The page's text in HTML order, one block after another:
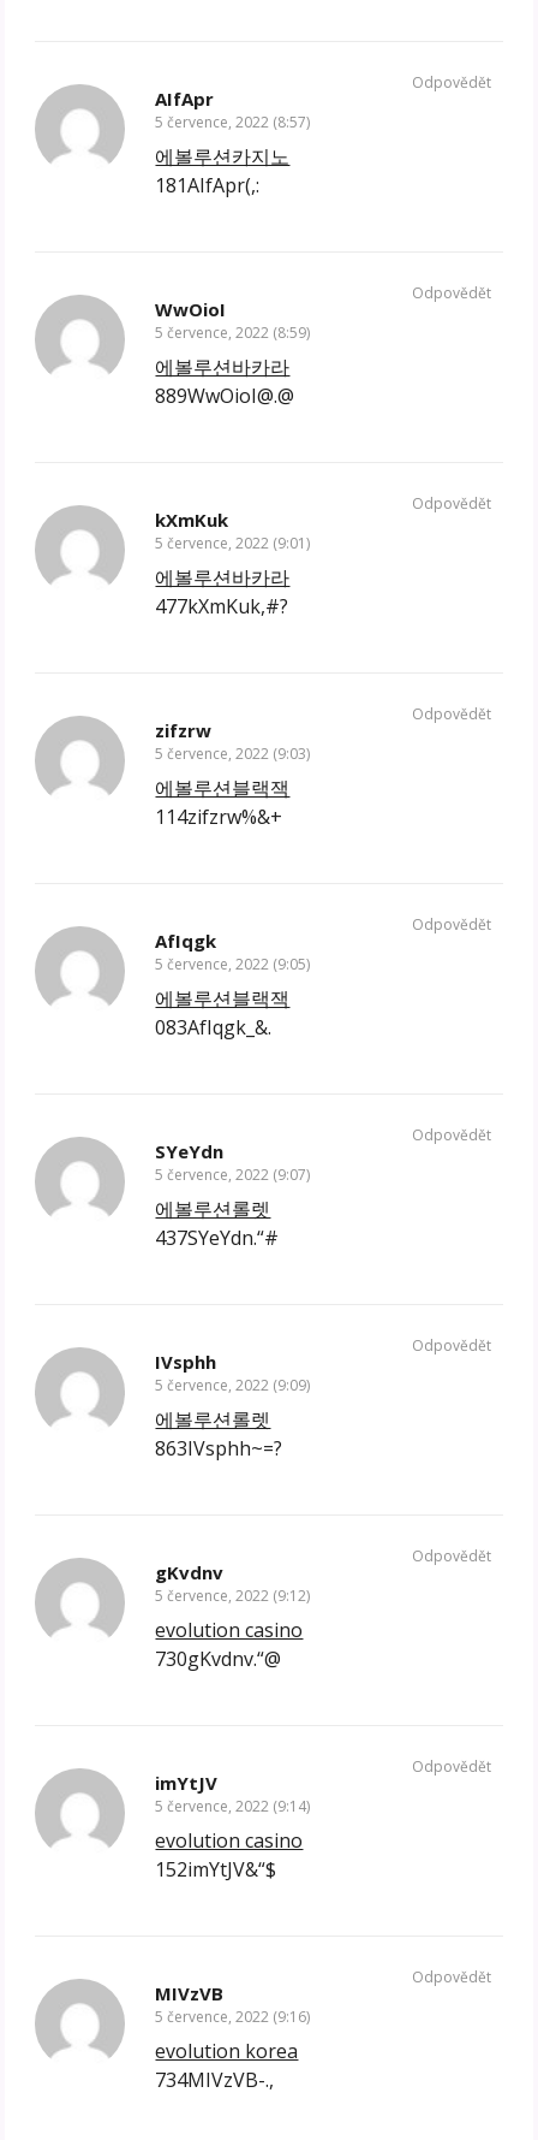
AIfApr
5 července, 2022 (8:57)
에볼루션카지노
181AIfApr(,:
Odpovědět
WwOioI
5 července, 2022 (8:59)
에볼루션바카라
889WwOioI@.@
Odpovědět
kXmKuk
5 července, 2022 (9:01)
에볼루션바카라
477kXmKuk,#?
Odpovědět
zifzrw
5 července, 2022 (9:03)
에볼루션블랙잭
114zifzrw%&+
Odpovědět
AfIqgk
5 července, 2022 (9:05)
에볼루션블랙잭
083AfIqgk_&.
Odpovědět
SYeYdn
5 července, 2022 (9:07)
에볼루션롤렛
437SYeYdn.“#
Odpovědět
IVsphh
5 července, 2022 (9:09)
에볼루션롤렛
863IVsphh~=?
Odpovědět
gKvdnv
5 července, 2022 (9:12)
evolution casino
730gKvdnv.“@
Odpovědět
imYtJV
5 července, 2022 (9:14)
evolution casino
152imYtJV&“$
Odpovědět
MIVzVB
5 července, 2022 (9:16)
evolution korea
734MIVzVB-.,
Odpovědět